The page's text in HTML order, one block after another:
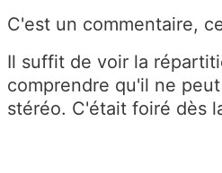
C'est un commentaire,
Il suffit de voir la
comprendre qu'il ne
stéréo. C'était foiré dès